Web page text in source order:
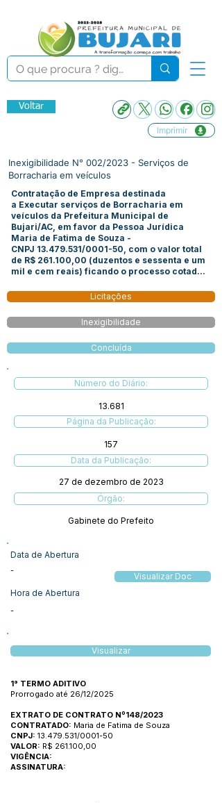
Voltar
Imprimir
Inexigibilidade N° 002/2023 - Serviços de
Borracharia em veículos
Contratação de Empresa destinada
a Executar serviços de Borracharia em
veículos da Prefeitura Municipal de
Bujari/AC, em favor da Pessoa Jurídica
Maria de Fatima de Souza -
CNPJ 13.479.531/0001-50, com o valor total
de R$ 261.100,00 (duzentos e sessenta e um
mil e cem reais) ficando o processo cotad...
Licitações
Inexigibilidade
Concluída
Número do Diário:
13.681
Página da Publicação:
157
Data da Publicação:
27 de dezembro de 2023
Órgão:
Gabinete do Prefeito
Data de Abertura
-
Hora de Abertura
-
Visualizar Doc
Visualizar
1° TERMO ADITIVO
Prorrogado até 26/12/2025
EXTRATO DE CONTRATO Nº148/2023
CONTRATADO: Maria de Fatima de Souza
CNPJ: 13.479.531/0001-50
VALOR: R$ 261.100,00
VIGÊNCIA:
ASSINATURA: